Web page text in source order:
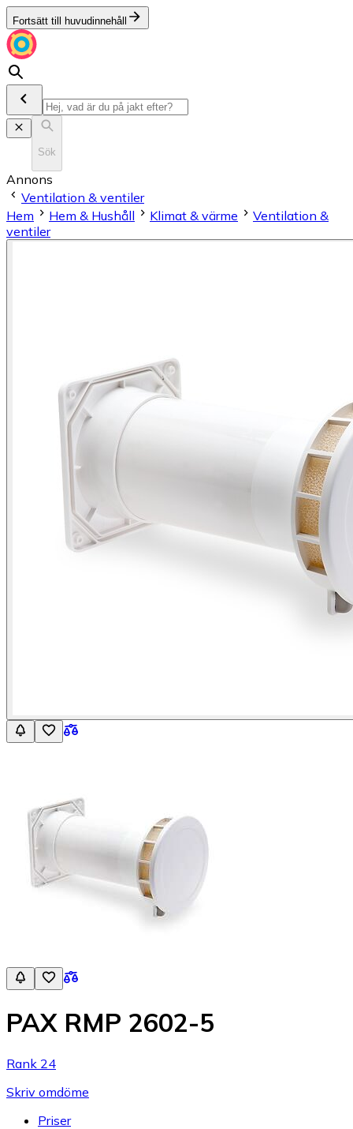
Fortsätt till huvudinnehåll
Sök
Annons
Ventilation & ventiler
Hem
Hem & Hushåll Klimat & värme
Ventilation &
ventiler
PAX RMP 2602-5
Rank 24
Skriv omdöme
Priser